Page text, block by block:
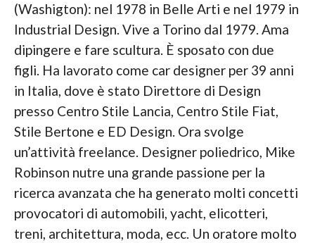
(Washigton): nel 1978 in Belle Arti e nel 1979 in
Industrial Design. Vive a Torino dal 1979. Ama
dipingere e fare scultura. È sposato con due
figli. Ha lavorato come car designer per 39 anni
in Italia, dove è stato Direttore di Design
presso Centro Stile Lancia, Centro Stile Fiat,
Stile Bertone e ED Design. Ora svolge
un’attività freelance. Designer poliedrico, Mike
Robinson nutre una grande passione per la
ricerca avanzata che ha generato molti concetti
provocatori di automobili, yacht, elicotteri,
treni, architettura, moda, ecc. Un oratore molto